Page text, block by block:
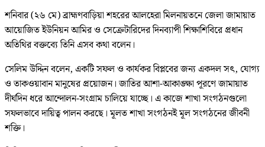
শনিবার (২৬ মে) ব্রাহ্মণবাড়িয়া শহরের আলহেরা মিলনায়তনে জেলা জামায়াত
আয়োজিত ইউনিয়ন আমির ও সেক্রেটারিদের দিনব্যাপী শিক্ষাশিবিরে প্রধান
অতিথির বক্তব্যে তিনি এসব কথা বলেন।
সেলিম উদ্দিন বলেন, একটি সফল ও কার্যকর বিপ্লবের জন্য একদল সৎ, যোগ্য
ও তাকওয়াবান মানুষের প্রয়োজন। জাতির আশা-আকাঙ্ক্ষা পূরণে জামায়াত
দীর্ঘদিন ধরে আন্দোলন-সংগ্রাম চালিয়ে যাচ্ছে। এ কাজে শাখা সংগঠনগুলো
সফলভাবে দায়িত্ব পালন করছে। মূলত শাখা সংগঠনই মূল সংগঠনের জীবনী
শক্তি।